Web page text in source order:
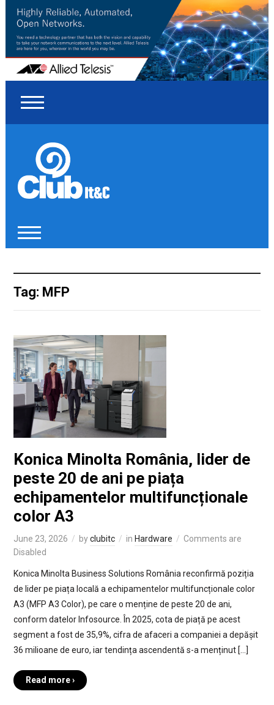
Tag: MFP
Konica Minolta România, lider de
peste 20 de ani pe piața
echipamentelor multifuncționale
color A3
June 23, 2026 byclubitc in Hardware
Comments are
Disabled
Konica Minolta Business Solutions România reconfirmă poziția
de lider pe piața locală a echipamentelor multifuncționale color
A3 (MFP A3 Color), pe care o menține de peste 20 de ani,
conform datelor Infosource. În 2025, cota de piață pe acest
segment a fost de 35,9%, cifra de afaceri a companiei a depășit
36 milioane de euro, iar tendința ascendentă s-a menținut […]
Read more ›